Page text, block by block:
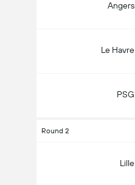
Angers
Le Havre
PSG
Round 2
Lille